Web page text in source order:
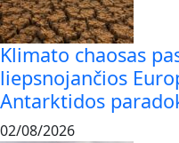
Klimato chaosas
liepsnojančios
Antarktidos
02/08/2026